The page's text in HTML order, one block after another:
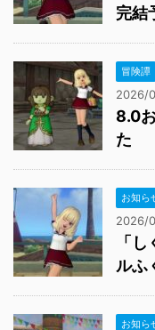
完結
冒険譚
2026/
8.0
た
お知ら
2026/
「
ルふ
お知ら